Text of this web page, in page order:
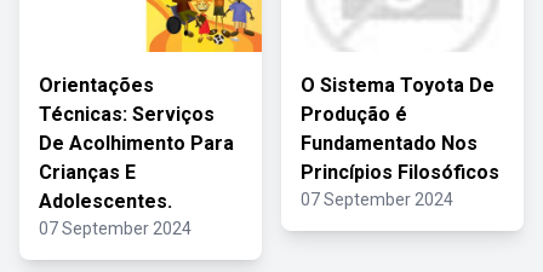
Orientações
Técnicas: Serviços
De Acolhimento Para
Crianças E
Adolescentes.
07 September 2024
O Sistema Toyota De
Produção é
Fundamentado Nos
Princípios Filosóficos
07 September 2024